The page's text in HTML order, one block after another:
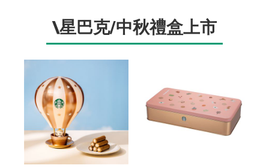
\星巴克/中秋禮盒上市